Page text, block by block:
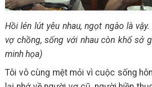
Hồi lén lút yêu nhau, ngọt ngào là
vợ chồng, sống với nhau còn khổ sở
minh họa)
Tôi vô cùng mệt mỏi vì cuộc sống